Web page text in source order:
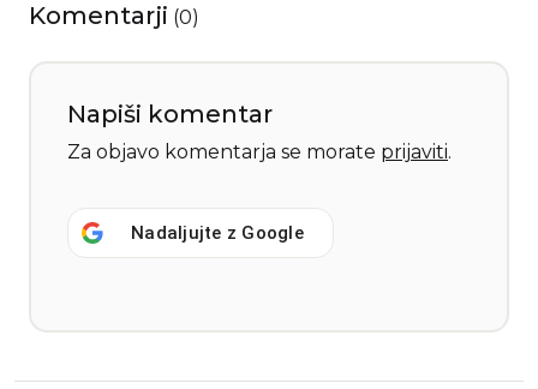
Komentarji (0)
Napiši komentar
Za objavo komentarja se morate prijaviti.
Nadaljujte z Google